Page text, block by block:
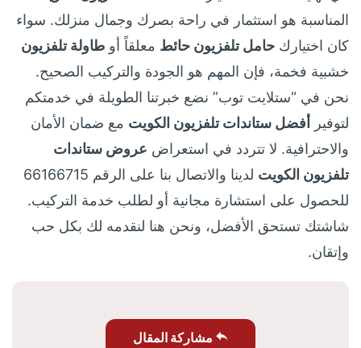
المناسبة هو استثمار في راحة بصرك وجمال منزلك. سواء
كان اختيارك حامل تلفزيون حائط معلقاً أو طاولة تلفزيون
خشبية فخمة، فإن المهم هو الجودة والتركيب الصحيح.
نحن في “ستلايت توب” نضع خبرتنا الطويلة في خدمتكم
لتوفير أفضل ستاندات تلفزيون الكويت مع ضمان الأمان
والاحترافية. لا تتردد في استعراض عروض ستاندات
تلفزيون الكويت
لدينا والاتصال بنا على الرقم 66166715
للحصول على استشارة مجانية أو لطلب خدمة التركيب.
شاشتك تستحق الأفضل، ونحن هنا لنقدمه لك بكل حب
وإتقان.
مشاركة المقال